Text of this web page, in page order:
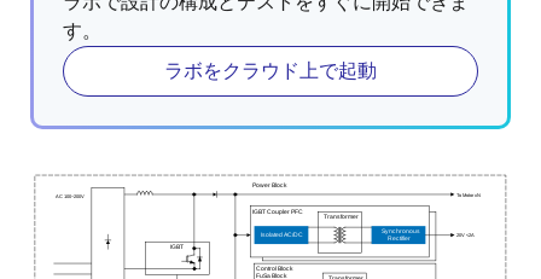
す。
ラボをクラウド上で起動
IGBT
IGBT Coupler PFC
Transformer
Isolated AC/DC Synchronous
Rectifier
Control Block
FuSa Block
Power Block
AC 100~200V To Motor xN
20V <2A